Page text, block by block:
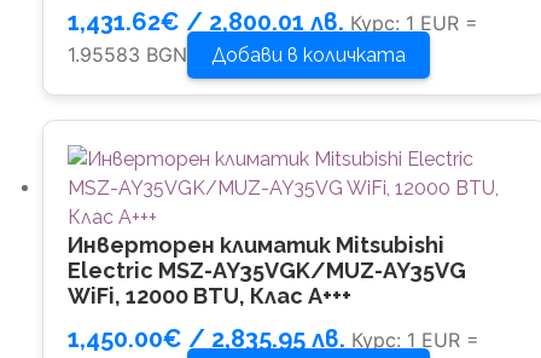
1,431.62€ / 2,800.01 лв. Курс: 1 EUR =
1.95583 BGN
Добави в количката
Инверторен климатик Mitsubishi
Electric MSZ-AY35VGK/MUZ-AY35VG
WiFi, 12000 BTU, Клас A+++
1,450.00€ / 2,835.95 лв. Курс: 1 EUR =